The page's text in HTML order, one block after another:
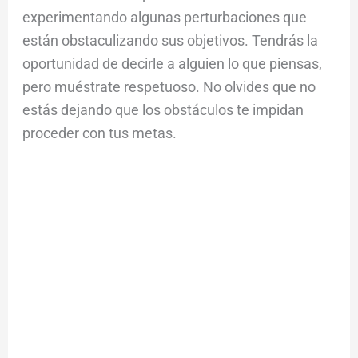
experimentando algunas perturbaciones que
están obstaculizando sus objetivos. Tendrás la
oportunidad de decirle a alguien lo que piensas,
pero muéstrate respetuoso. No olvides que no
estás dejando que los obstáculos te impidan
proceder con tus metas.